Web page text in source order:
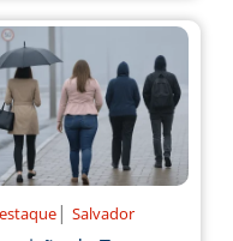
| Salvador